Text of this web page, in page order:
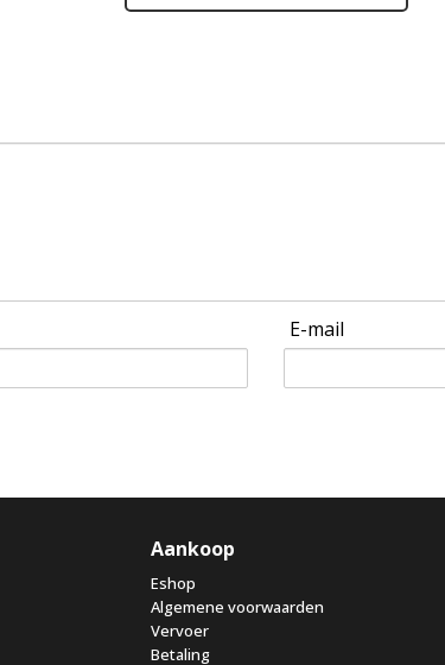
E-mail
Aankoop
Eshop
Algemene voorwaarden
Vervoer
Betaling